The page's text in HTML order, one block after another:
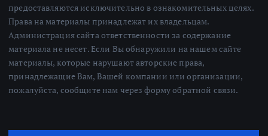
предоставляются исключительно в ознакомительных целях.
Права на материалы принадлежат их владельцам.
Администрация сайта ответственности за содержание
материала не несет. Если Вы обнаружили на нашем сайте
материалы, которые нарушают авторские права,
принадлежащие Вам, Вашей компании или организации,
пожалуйста, сообщите нам через форму обратной связи.